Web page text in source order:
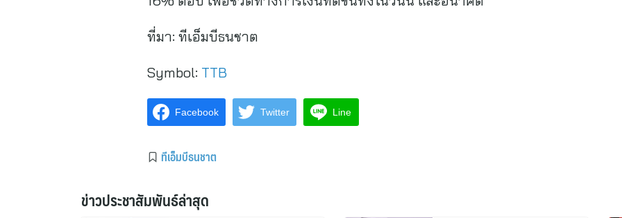
ที่มา: ทีเอ็มบีธนชาต
Symbol: TTB
Facebook Twitter Line
ทีเอ็มบีธนชาต
ข่าวประชาสัมพันธ์ล่าสุด